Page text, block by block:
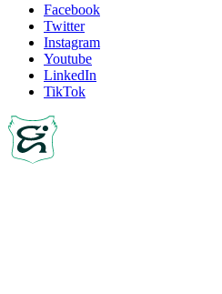
Facebook
Twitter
Instagram
Youtube
LinkedIn
TikTok